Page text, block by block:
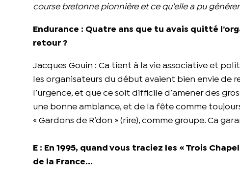
course bretonne pionnière et ce qu’elle a pu
Endurance : Quatre ans que tu avais quitté
retour ?
Jacques Gouin : Ca tient à la vie associative et
les organisateurs du début avaient bien envie de
l’urgence, et que ce soit difficile d’amener des
une bonne ambiance, et de la fête comme
« Gardons de R’don » (rire), comme groupe. Ca
E : En 1995, quand vous traciez les « Trois
de la France…